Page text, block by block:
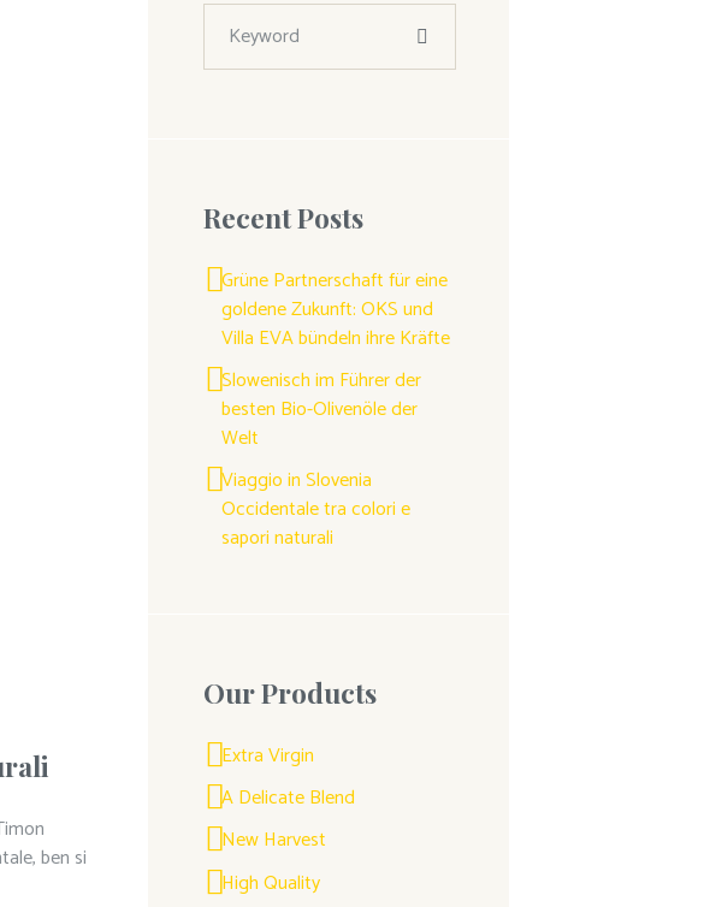
ben si
Recent Posts
Grüne Partnerschaft für eine
goldene Zukunft: OKS und
Villa EVA bündeln ihre Kräfte
Slowenisch im Führer der
besten Bio-Olivenöle der
Welt
Viaggio in Slovenia
Occidentale tra colori e
sapori naturali
Our Products
Extra Virgin
A Delicate Blend
New Harvest
High Quality